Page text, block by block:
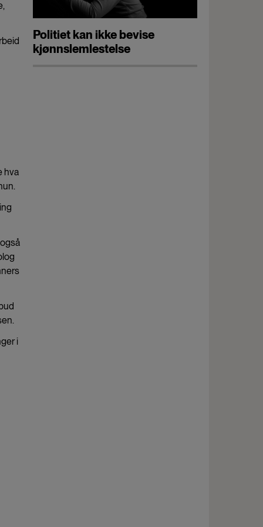
hva
i
Politiet kan ikke bevise
kjønnslemlestelse